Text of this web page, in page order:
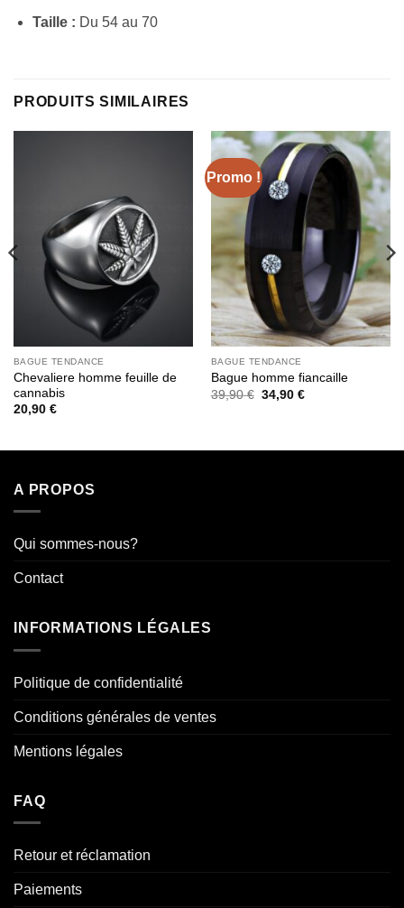
Taille : Du 54 au 70
PRODUITS SIMILAIRES
BAGUE TENDANCE
Chevaliere homme feuille de
cannabis
20,90 €
Promo !
BAGUE TENDANCE
Bague homme fiancaille
39,90€ Le
prix
34,90 €Le
A PROPOS
Qui sommes-nous?
Contact
INFORMATIONS LÉGALES
Politique de confidentialité
Conditions générales de ventes
Mentions légales
FAQ
Retour et réclamation
Paiements